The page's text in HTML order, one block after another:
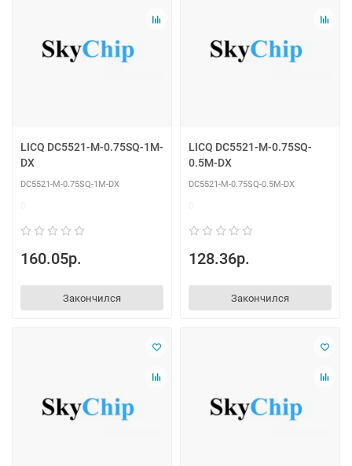
LICQ DC5521-M-0.75SQ-1M-
DX
DC5521-M-0.75SQ-1M-DX
160.05р.
Закончился
LICQ DC5521-M-0.75SQ-
0.5M-DX
DC5521-M-0.75SQ-0.5M-DX
128.36р.
Закончился